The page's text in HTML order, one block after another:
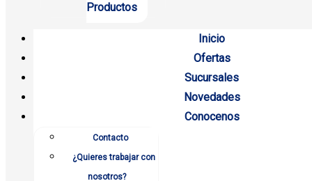
Productos
Inicio
Ofertas
Sucursales
Novedades
Conocenos
Contacto
¿Quieres trabajar con
nosotros?